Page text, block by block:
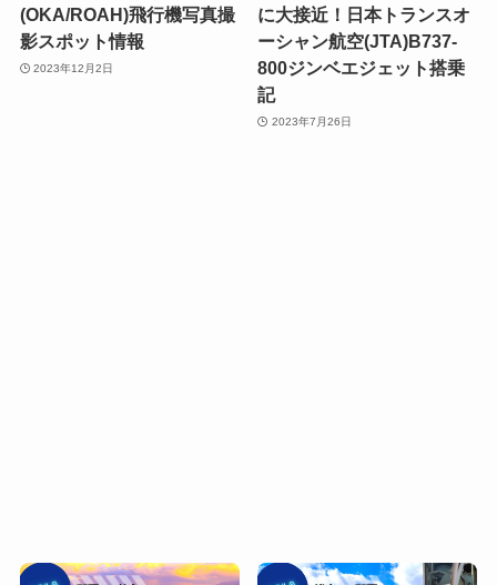
(OKA/ROAH)飛行機写真撮
影スポット情報
2023年12月2日
に大接近！日本トランスオ
ーシャン航空(JTA)B737-
800ジンベエジェット搭乗
記
2023年7月26日